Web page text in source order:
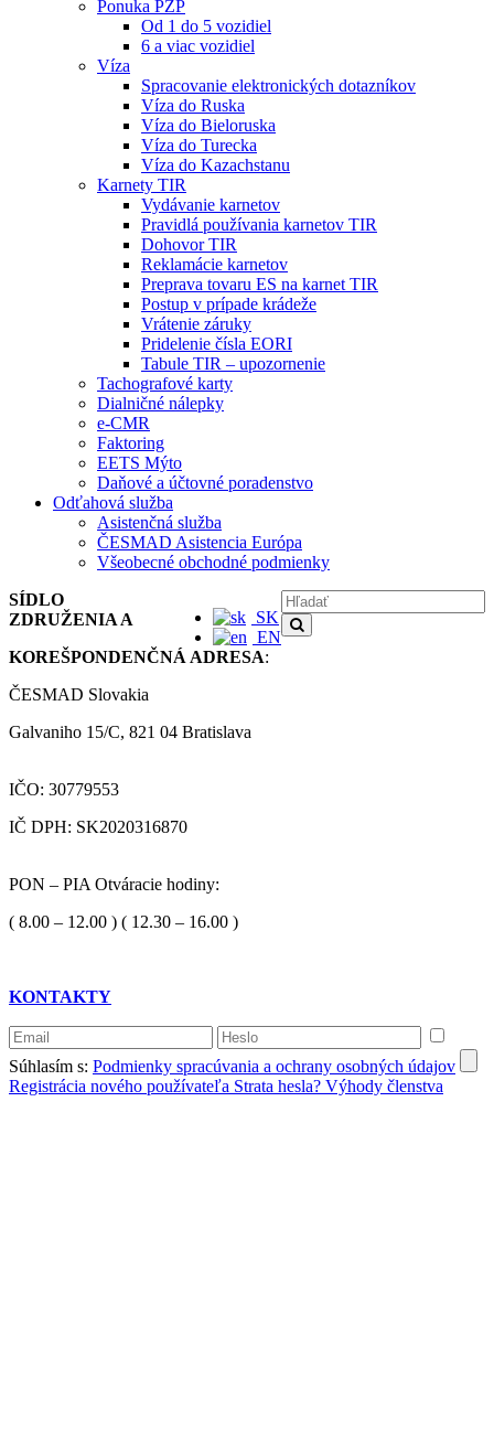
Ponuka PZP
Od 1 do 5 vozidiel
6 a viac vozidiel
Víza
Spracovanie elektronických dotazníkov
Víza do Ruska
Víza do Bieloruska
Víza do Turecka
Víza do Kazachstanu
Karnety TIR
Vydávanie karnetov
Pravidlá používania karnetov TIR
Dohovor TIR
Reklamácie karnetov
Preprava tovaru ES na karnet TIR
Postup v prípade krádeže
Vrátenie záruky
Pridelenie čísla EORI
Tabule TIR – upozornenie
Tachografové karty
Dialničné nálepky
e-CMR
Faktoring
EETS Mýto
Daňové a účtovné poradenstvo
Odťahová služba
Asistenčná služba
ČESMAD Asistencia Európa
Všeobecné obchodné podmienky
SK
EN
SÍDLO
ZDRUŽENIA A
KOREŠPONDENČNÁ ADRESA:
ČESMAD Slovakia
Galvaniho 15/C, 821 04 Bratislava
IČO: 30779553
IČ DPH: SK2020316870
PON – PIA Otváracie hodiny:
( 8.00 – 12.00 ) ( 12.30 – 16.00 )
KONTAKTY
Súhlasím s: Podmienky spracúvania a ochrany osobných údajov
Registrácia nového používateľa Strata hesla? Výhody členstva